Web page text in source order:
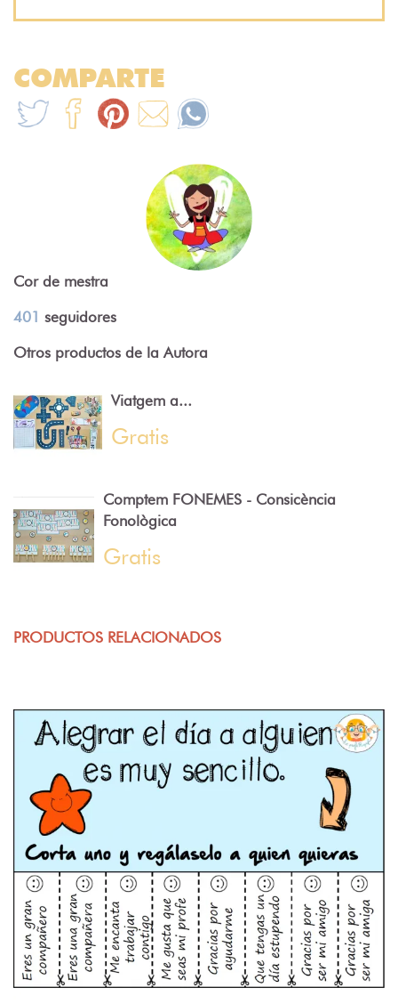
COMPARTE
Cor de mestra
401 seguidores
Otros productos de la Autora
Viatgem a...
Gratis
Comptem FONEMES - Consicència
Fonològica
Gratis
PRODUCTOS RELACIONADOS